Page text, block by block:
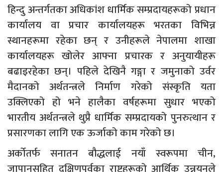
हिन्दु अन्तर्गतका अधिकांश धार्मिक सम्प्रदायहरूको प्रधान
कार्यालय वा प्रचार कार्यालयहरू भरतका विभिन्न
स्थानहरूमा रहेका छन् र उनीहरूले नेपालमा शाखा
कार्यालयहरू खोलेर आफ्ना प्रचारक र अनुयायीहरू
बढाइरहेका छन्। पहिले देखिनै गङ्गा र जमुनाको उर्वर
मैदानको अर्थतन्त्रले निर्माण गरेको संस्कृति यता
उक्लिएको हो भने हालैका वर्षहरूमा सुधार भएको
भारतीय अर्थतन्त्रले थुप्रै धार्मिक सम्प्रदायको पुनरुत्थान र
प्रसारणका लागि एक ऊर्जाको काम गरेको छ।
अर्कोतर्फ सनातन बौद्धलाई नयाँ स्वरूपमा चीन,